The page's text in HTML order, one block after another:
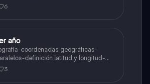
6
año
coordenadas geográficas-
definición latitud y longitud-
mapa-definición mapa-localización
3